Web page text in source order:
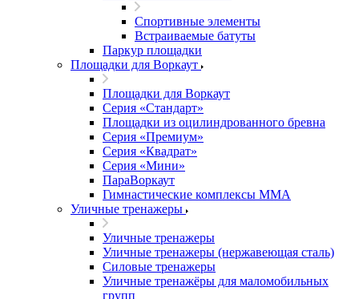
Спортивные элементы
Встраиваемые батуты
Паркур площадки
Площадки для Воркаут
Площадки для Воркаут
Серия «Стандарт»
Площадки из оцилиндрованного бревна
Серия «Премиум»
Серия «Квадрат»
Серия «Мини»
ПараВоркаут
Гимнастические комплексы ММА
Уличные тренажеры
Уличные тренажеры
Уличные тренажеры (нержавеющая сталь)
Силовые тренажеры
Уличные тренажёры для маломобильных
групп